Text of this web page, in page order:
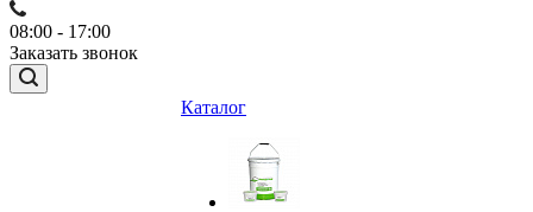
08:00 - 17:00
Заказать звонок
Каталог